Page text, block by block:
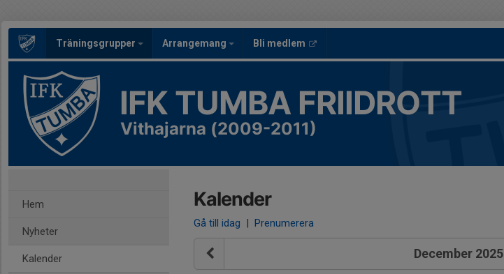
Träningsgrupper Arrangemang Bli medlem
IFK TUMBA FRIIDROTT
Vithajarna (2009-2011)
Hem
Nyheter
Kalender
Kalender
Gå till idag | Prenumerera
December 2025